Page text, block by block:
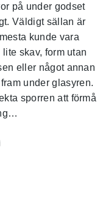
på under godset
Väldigt sällan är
kunde vara
skav, form utan
eller något annan
under glasyren.
sporren att förmå